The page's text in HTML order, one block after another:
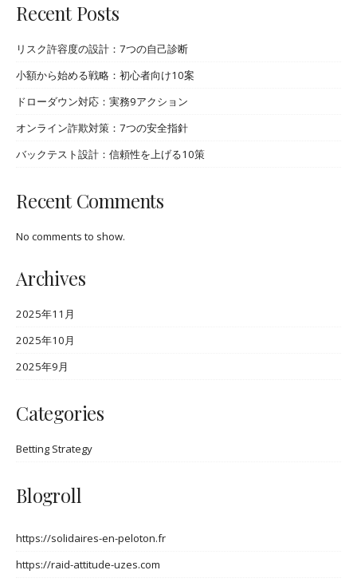
Recent Posts
リスク許容度の設計：7つの自己診断
小額から始める戦略：初心者向け10案
ドローダウン対応：実務9アクション
オンライン詐欺対策：7つの安全指針
バックテスト設計：信頼性を上げる10策
Recent Comments
No comments to show.
Archives
2025年11月
2025年10月
2025年9月
Categories
Betting Strategy
Blogroll
https://solidaires-en-peloton.fr
https://raid-attitude-uzes.com